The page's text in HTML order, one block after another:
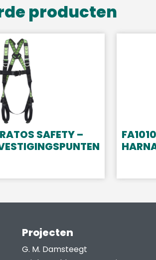
producten
SAFETY –
Projecten
G. M. Damsteegt